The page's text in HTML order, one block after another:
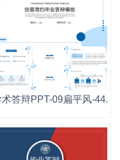
术答辩PPT-09扁平风-